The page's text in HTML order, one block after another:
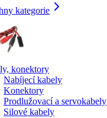
kategorie
konektory
Nabíjecí kabely
Konektory
Prodlužovací a servokabely
Silové kabely